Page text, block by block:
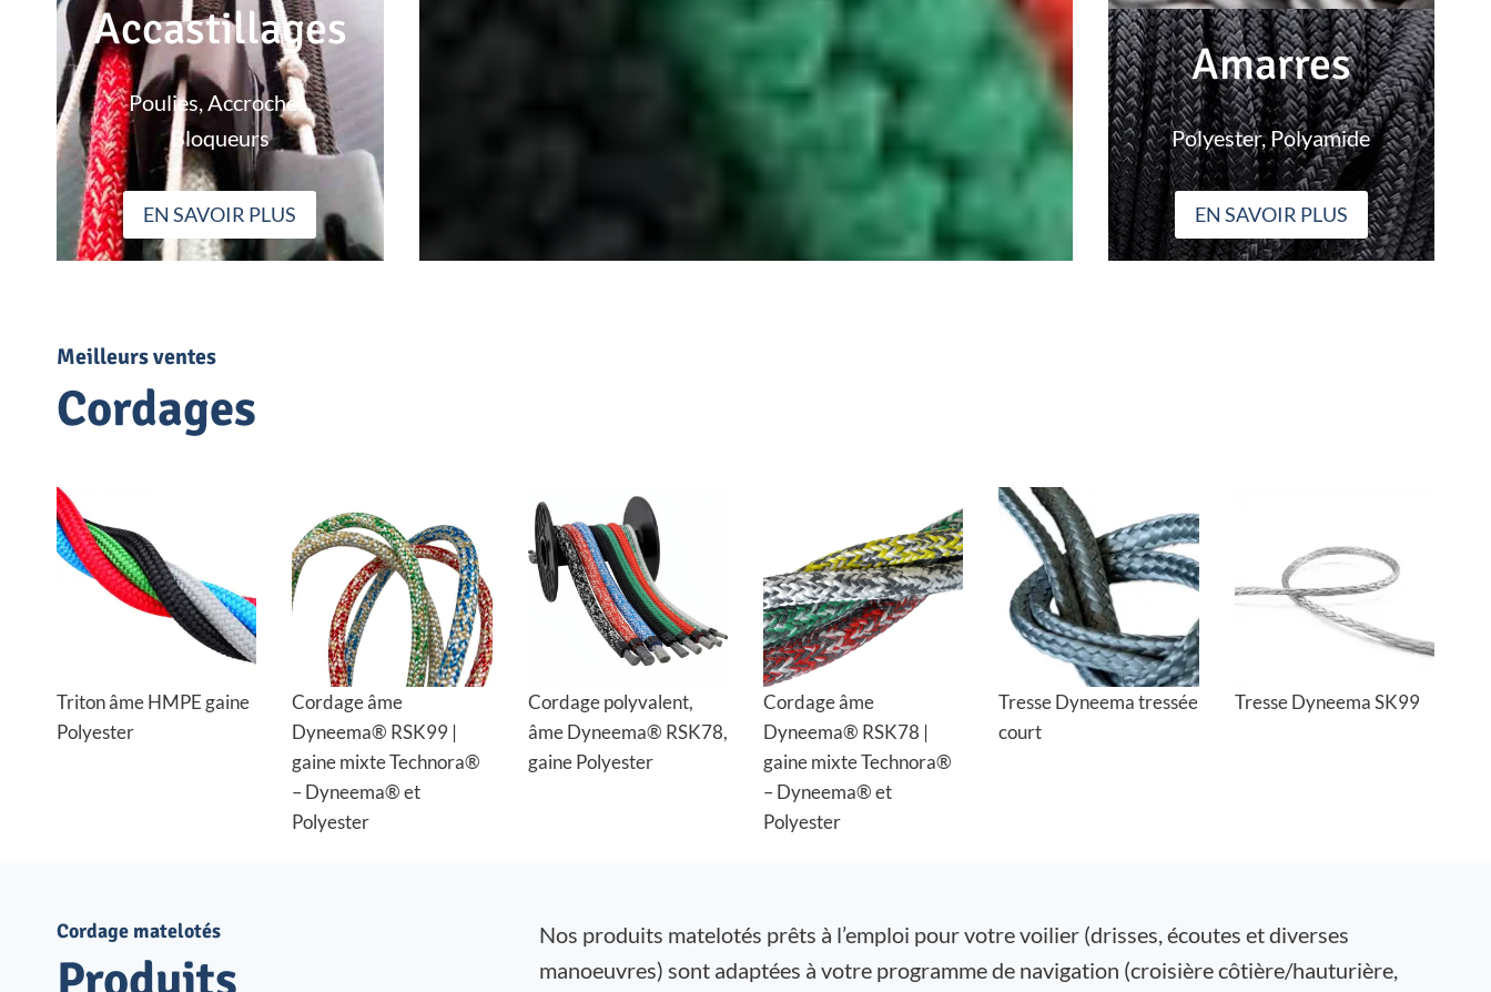
Accastillages
Poulies, Accroches,
Bloqueurs
EN SAVOIR PLUS
Amarres
Polyester, Polyamide
EN SAVOIR PLUS
Meilleurs ventes
Cordages
Triton âme HMPE gaine
Polyester
Cordage âme
Dyneema® RSK99 |
gaine mixte Technora®
– Dyneema® et
Polyester
Cordage polyvalent,
âme Dyneema® RSK78,
gaine Polyester
Cordage âme
Dyneema® RSK78 |
gaine mixte Technora®
– Dyneema® et
Polyester
Tresse Dyneema tressée
court
Tresse Dyneema SK99
Cordage matelotés
Nos produits matelotés prêts à l’emploi pour votre voilier (drisses, écoutes et diverses
manoeuvres) sont adaptées à votre programme de navigation (croisière côtière/hauturière,